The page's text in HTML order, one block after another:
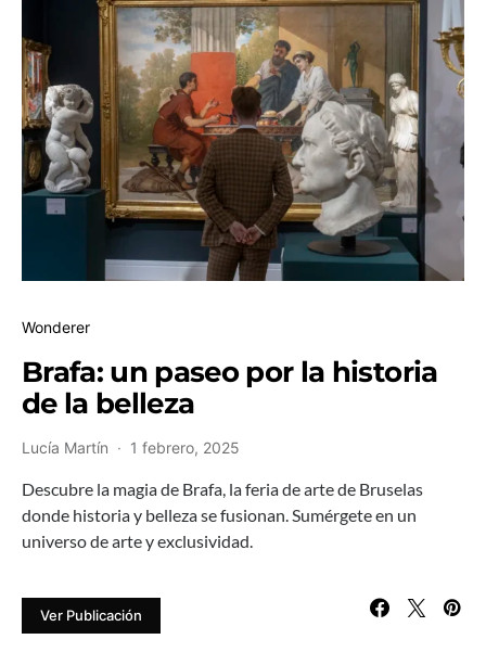
Wonderer
Brafa: un paseo por la historia
de la belleza
Lucía Martín 1 febrero, 2025
Descubre la magia de Brafa, la feria de arte de Bruselas
donde historia y belleza se fusionan. Sumérgete en un
universo de arte y exclusividad.
Ver Publicación